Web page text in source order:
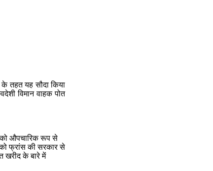
तहत यह सौदा किया
विमान वाहक पोत
को औपचारिक रूप से
को फ्रांस की सरकार से
खरीद के बारे में